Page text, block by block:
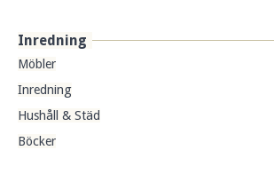
Inredning
Möbler
Inredning
Hushåll & Städ
Böcker